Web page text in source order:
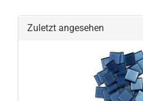
Zuletzt angesehen